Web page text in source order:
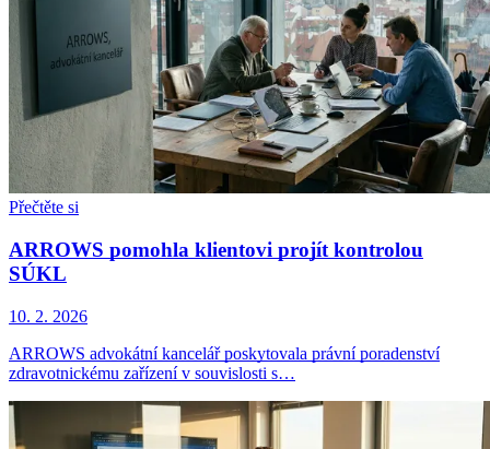
Přečtěte si
ARROWS pomohla klientovi projít kontrolou
SÚKL
10. 2. 2026
ARROWS advokátní kancelář poskytovala právní poradenství
zdravotnickému zařízení v souvislosti s…